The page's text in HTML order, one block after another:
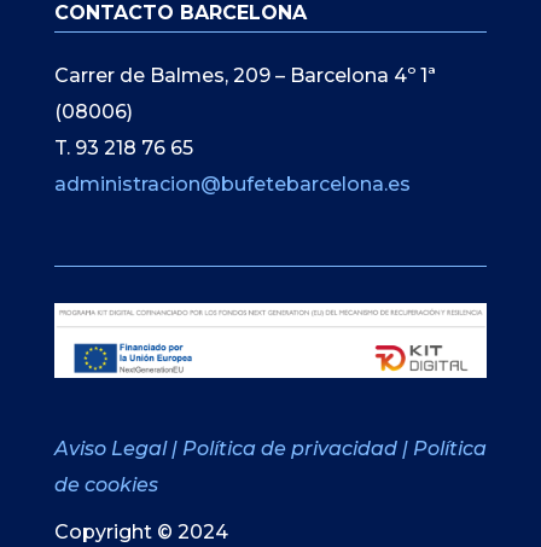
CONTACTO BARCELONA
Carrer de Balmes, 209 – Barcelona 4º 1ª
(08006)
T. 93 218 76 65
administracion@bufetebarcelona.es
Aviso Legal | Política de privacidad | Política
de cookies
Copyright © 2024